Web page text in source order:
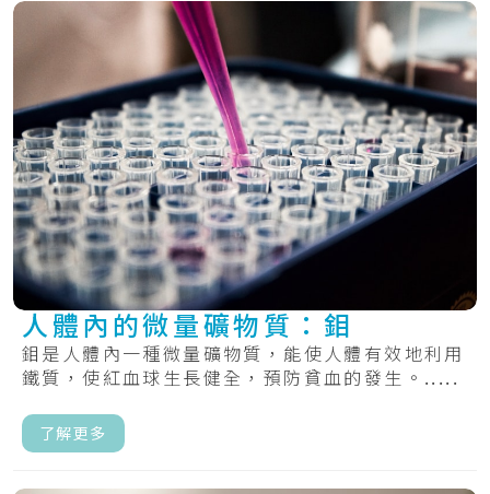
人體內的微量礦物質：鉬
鉬是人體內一種微量礦物質，能使人體有效地利用
鐵質，使紅血球生長健全，預防貧血的發生。.....
了解更多